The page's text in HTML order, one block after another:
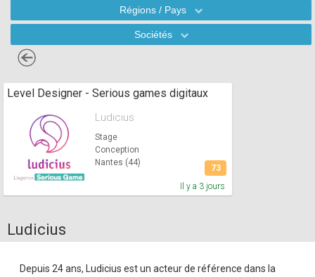
Régions / Pays
Sociétés
Stage
Level Designer - Serious games digitaux
Ludicius
Conception
Nantes (44)
Il y a 3 jours
73
Ludicius
Depuis 24 ans, Ludicius est un acteur de référence dans la